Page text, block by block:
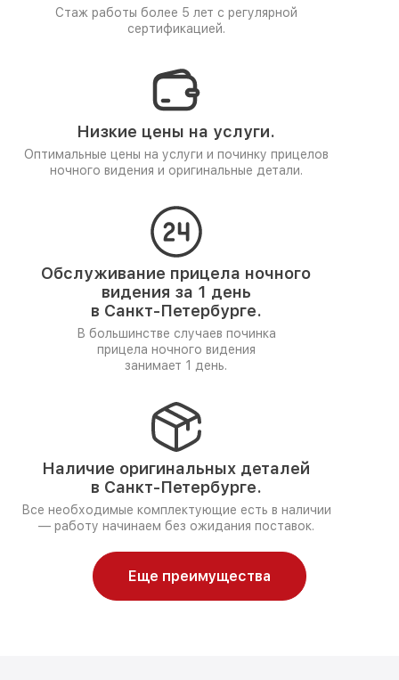
Стаж работы более 5 лет с регулярной
сертификацией.
Низкие цены на услуги.
Оптимальные цены на услуги и починку прицелов
ночного видения и оригинальные детали.
Обслуживание прицела ночного
видения за 1 день
в Санкт-Петербурге.
В большинстве случаев починка
прицела ночного видения
занимает 1 день.
Наличие оригинальных деталей
в Санкт-Петербурге.
Все необходимые комплектующие есть в наличии
— работу начинаем без ожидания поставок.
Еще преимущества